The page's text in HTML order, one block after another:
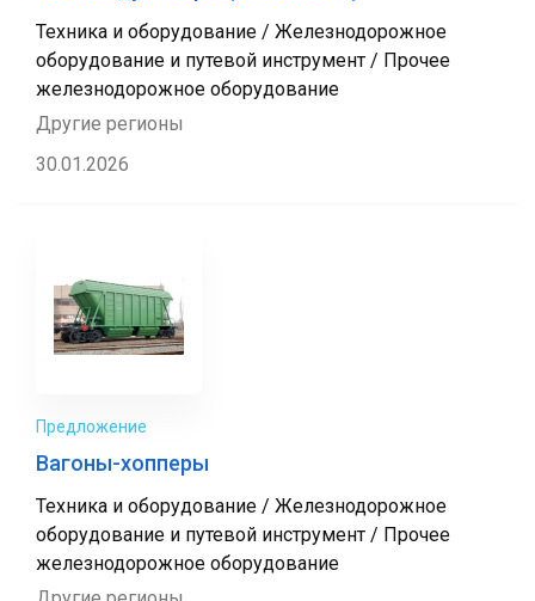
Техника и оборудование / Железнодорожное
оборудование и путевой инструмент / Прочее
железнодорожное оборудование
Другие регионы
30.01.2026
Предложение
Вагоны-хопперы
Техника и оборудование / Железнодорожное
оборудование и путевой инструмент / Прочее
железнодорожное оборудование